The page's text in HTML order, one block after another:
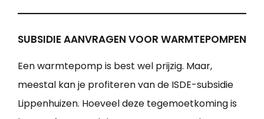
SUBSIDIE AANVRAGEN VOOR WARMTEPOMPEN
Een warmtepomp is best wel prijzig. Maar,
meestal kan je profiteren van de ISDE-subsidie
Lippenhuizen. Hoeveel deze tegemoetkoming is